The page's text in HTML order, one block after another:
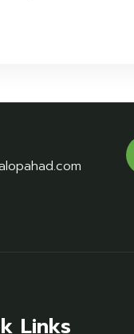
Links